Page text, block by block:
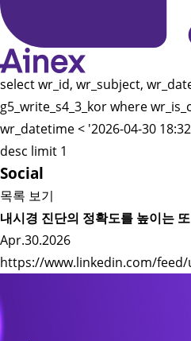
select wr_id, wr_subject,
g5_write_s4_3_kor where
wr_datetime < '2026-04-30
desc limit 1
Social
목록 보기
내시경 진단의 정확도를 높이는
Apr.30.2026
https://www.linkedin.com/feed/